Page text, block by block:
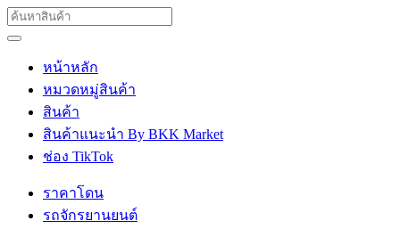
หน้าหลัก
หมวดหมู่สินค้า
สินค้า
สินค้าแนะนำ By BKK Market
ช่อง TikTok
ราคาโดน
รถจักรยานยนต์